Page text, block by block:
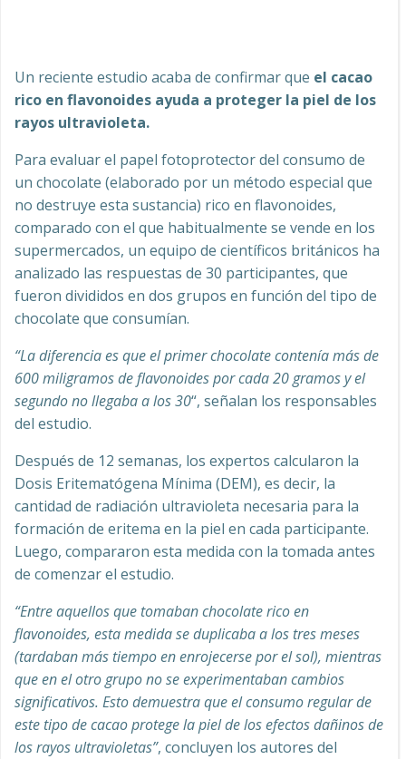
Un reciente estudio acaba de confirmar que el cacao
rico en flavonoides ayuda a proteger la piel de los
rayos ultravioleta.
Para evaluar el papel fotoprotector del consumo de
un chocolate (elaborado por un método especial que
no destruye esta sustancia) rico en flavonoides,
comparado con el que habitualmente se vende en los
supermercados, un equipo de científicos británicos ha
analizado las respuestas de 30 participantes, que
fueron divididos en dos grupos en función del tipo de
chocolate que consumían.
“La diferencia es que el primer chocolate contenía más de
600 miligramos de flavonoides por cada 20 gramos y el
segundo no llegaba a los 30“, señalan los responsables
del estudio.
Después de 12 semanas, los expertos calcularon la
Dosis Eritematógena Mínima (DEM), es decir, la
cantidad de radiación ultravioleta necesaria para la
formación de eritema en la piel en cada participante.
Luego, compararon esta medida con la tomada antes
de comenzar el estudio.
“Entre aquellos que tomaban chocolate rico en
flavonoides, esta medida se duplicaba a los tres meses
(tardaban más tiempo en enrojecerse por el sol), mientras
que en el otro grupo no se experimentaban cambios
significativos. Esto demuestra que el consumo regular de
este tipo de cacao protege la piel de los efectos dañinos de
los rayos ultravioletas”, concluyen los autores del